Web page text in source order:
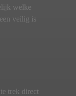
welke
veilig is
trek direct